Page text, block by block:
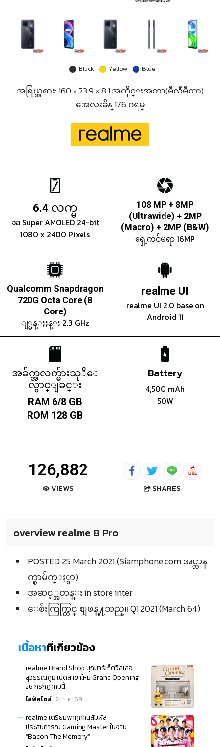
Black Yellow Blue
အရြယ္အစား: 160 × 73.9 × 8.1 အတိုင္းအတာ(မီလီမီတာ)
အေလးခ်ိန္ 176 ဂရမ္
6.4 လက္မ
จอ Super AMOLED 24-bit
1080 x 2400 Pixels
108 MP + 8MP
(Ultrawide) + 2MP
(Macro) + 2MP (B&W)
ရှေ့ကင်မရာ 16MP
Qualcomm Snapdragon
720G Octa Core (8
Core)
ျ္မန္ႏႈန္း 2.3 GHz
realme UI
realme UI 2.0 base on
Android 11
အခ်က္အလက္မ်ားသုိေ
လွာင္ျခင္း
RAM 6/8 GB
ROM 128 GB
Battery
4,500 mAh
50W
126,882
VIEWS SHARES
overview realme 8 Pro
POSTED 25 March 2021 (Siamphone.com အင္တာန
က္စာမ်က္ႏွာ)
အဆင့္အတန္း in store inter
ေစ်းကြက္တြင္ စျဖန္႔သည္။ Q1 2021 (March 64)
เนื้อหาที่เกี่ยวข้อง
realme Brand Shop บุกมาร์เก็ตวิลเลจ
สุวรรณภูมิ เปิดสาขาใหม่ Grand Opening
26 กรกฎาคมนี้
ไลฟ์สไตล์ | 24 ก.ค. 69
realme เตรียมพาทุกคนสัมผัส
ประสบการณ์ Gaming Master ในงาน
“Bacon The Memory”